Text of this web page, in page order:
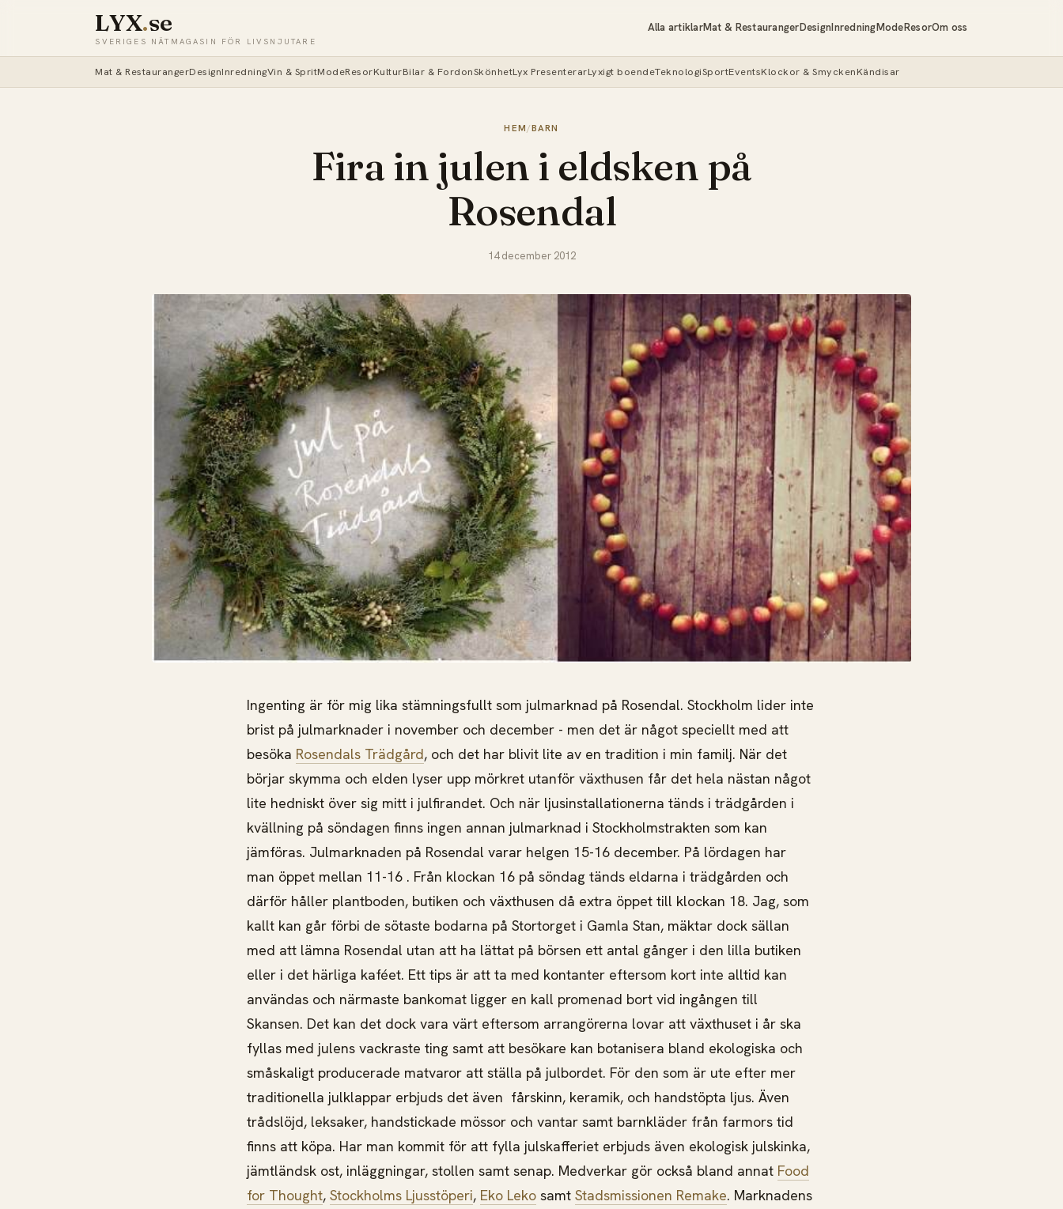
LYX.se
SVERIGES NÄTMAGASIN FÖR LIVSNJUTARE
Alla artiklarMat & RestaurangerDesignInredningModeResorOm oss
Mat & RestaurangerDesignInredningVin & SpritModeResorKulturBilar & FordonSkönhetLyx PresenterarLyxigt boendeTeknologiSportEventsKlockor & SmyckenKändisar
HEM/BARN
Fira in julen i eldsken på
Rosendal
14 december 2012
Ingenting är för mig lika stämningsfullt som julmarknad på Rosendal. Stockholm lider inte
brist på julmarknader i november och december - men det är något speciellt med att
besöka Rosendals Trädgård, och det har blivit lite av en tradition i min familj. När det
börjar skymma och elden lyser upp mörkret utanför växthusen får det hela nästan något
lite hedniskt över sig mitt i julfirandet. Och när ljusinstallationerna tänds i trädgården i
kvällning på söndagen finns ingen annan julmarknad i Stockholmstrakten som kan
jämföras. Julmarknaden på Rosendal varar helgen 15-16 december. På lördagen har
man öppet mellan 11-16 . Från klockan 16 på söndag tänds eldarna i trädgården och
därför håller plantboden, butiken och växthusen då extra öppet till klockan 18. Jag, som
kallt kan går förbi de sötaste bodarna på Stortorget i Gamla Stan, mäktar dock sällan
med att lämna Rosendal utan att ha lättat på börsen ett antal gånger i den lilla butiken
eller i det härliga kaféet. Ett tips är att ta med kontanter eftersom kort inte alltid kan
användas och närmaste bankomat ligger en kall promenad bort vid ingången till
Skansen. Det kan det dock vara värt eftersom arrangörerna lovar att växthuset i år ska
fyllas med julens vackraste ting samt att besökare kan botanisera bland ekologiska och
småskaligt producerade matvaror att ställa på julbordet. För den som är ute efter mer
traditionella julklappar erbjuds det även fårskinn, keramik, och handstöpta ljus. Även
trådslöjd, leksaker, handstickade mössor och vantar samt barnkläder från farmors tid
finns att köpa. Har man kommit för att fylla julskafferiet erbjuds även ekologisk julskinka,
jämtländsk ost, inläggningar, stollen samt senap. Medverkar gör också bland annat Food
for Thought, Stockholms Ljusstöperi, Eko Leko samt Stadsmissionen Remake. Marknadens